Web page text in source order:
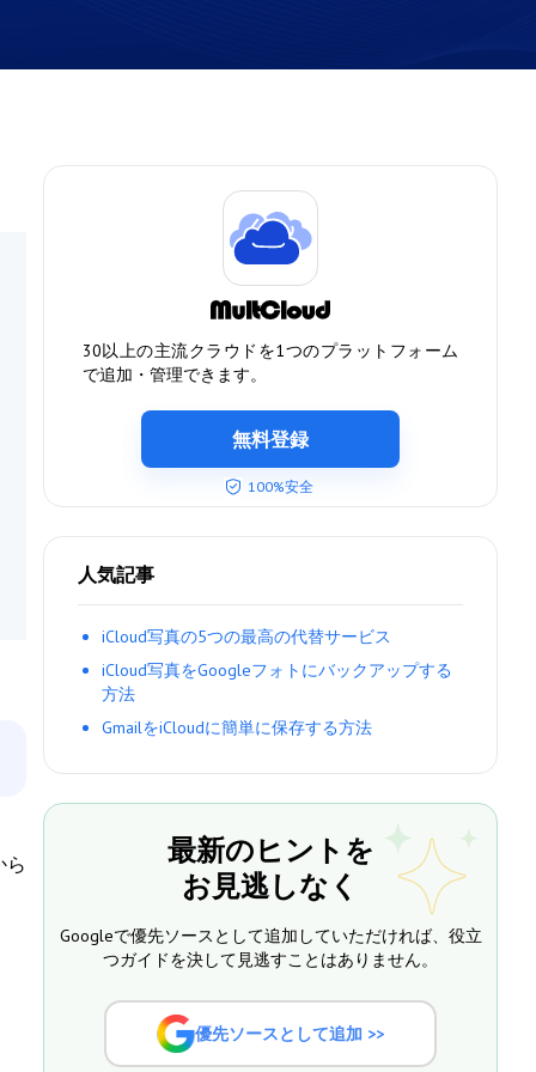
ら
30以上の主流クラウドを1つのプラットフォーム
で追加・管理できます。
無料登録
100%安全
人気記事
iCloud写真の5つの最高の代替サービス
iCloud写真をGoogleフォトにバックアップする
方法
GmailをiCloudに簡単に保存する方法
最新のヒントを
お見逃しなく
Googleで優先ソースとして追加していただければ、役立
つガイドを決して見逃すことはありません。
優先ソースとして追加 >>